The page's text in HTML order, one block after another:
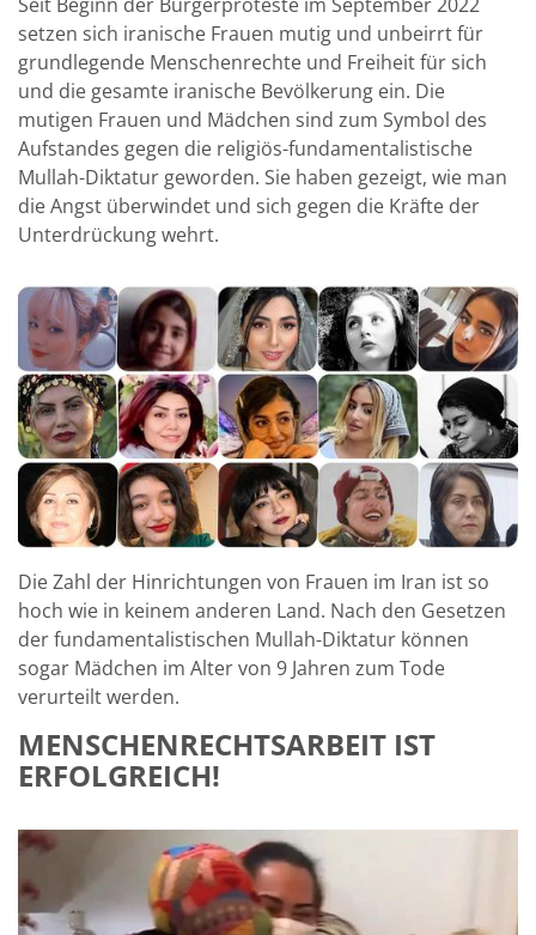
setzen sich iranische Frauen mutig und unbeirrt für
grundlegende Menschenrechte und Freiheit für sich
und die gesamte iranische Bevölkerung ein. Die
mutigen Frauen und Mädchen sind zum Symbol des
Aufstandes gegen die religiös-fundamentalistische
Mullah-Diktatur geworden. Sie haben gezeigt, wie man
die Angst überwindet und sich gegen die Kräfte der
Unterdrückung wehrt.
Die Zahl der Hinrichtungen von Frauen im Iran ist so
hoch wie in keinem anderen Land. Nach den Gesetzen
der fundamentalistischen Mullah-Diktatur können
sogar Mädchen im Alter von 9 Jahren zum Tode
verurteilt werden.
MENSCHENRECHTSARBEIT IST
ERFOLGREICH!